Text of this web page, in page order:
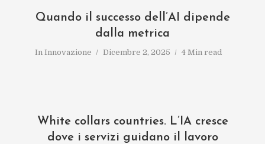
Quando il successo dell’AI dipende
dalla metrica
In Innovazione Dicembre 2, 2025 4 Min read
White collars countries. L’IA cresce
dove i servizi guidano il lavoro